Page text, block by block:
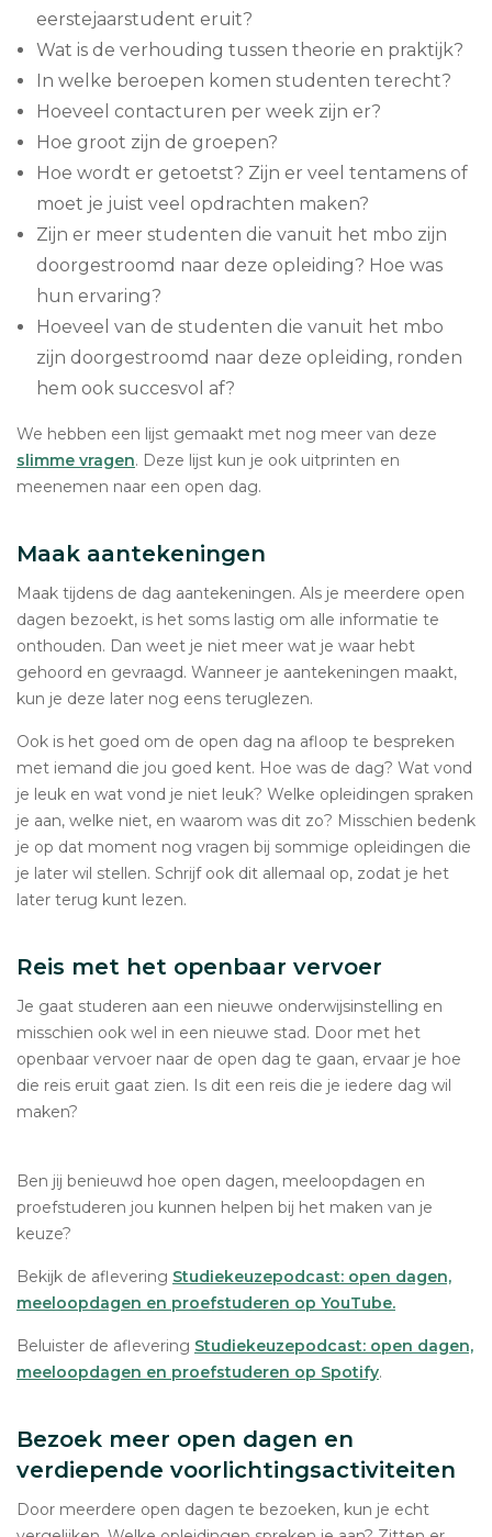
eerstejaarstudent eruit?
Wat is de verhouding tussen theorie en praktijk?
In welke beroepen komen studenten terecht?
Hoeveel contacturen per week zijn er?
Hoe groot zijn de groepen?
Hoe wordt er getoetst? Zijn er veel tentamens of
moet je juist veel opdrachten maken?
Zijn er meer studenten die vanuit het mbo zijn
doorgestroomd naar deze opleiding? Hoe was
hun ervaring?
Hoeveel van de studenten die vanuit het mbo
zijn doorgestroomd naar deze opleiding, ronden
hem ook succesvol af?
We hebben een lijst gemaakt met nog meer van deze
slimme vragen. Deze lijst kun je ook uitprinten en
meenemen naar een open dag.
Maak aantekeningen
Maak tijdens de dag aantekeningen. Als je meerdere open
dagen bezoekt, is het soms lastig om alle informatie te
onthouden. Dan weet je niet meer wat je waar hebt
gehoord en gevraagd. Wanneer je aantekeningen maakt,
kun je deze later nog eens teruglezen.
Ook is het goed om de open dag na afloop te bespreken
met iemand die jou goed kent. Hoe was de dag? Wat vond
je leuk en wat vond je niet leuk? Welke opleidingen spraken
je aan, welke niet, en waarom was dit zo? Misschien bedenk
je op dat moment nog vragen bij sommige opleidingen die
je later wil stellen. Schrijf ook dit allemaal op, zodat je het
later terug kunt lezen.
Reis met het openbaar vervoer
Je gaat studeren aan een nieuwe onderwijsinstelling en
misschien ook wel in een nieuwe stad. Door met het
openbaar vervoer naar de open dag te gaan, ervaar je hoe
die reis eruit gaat zien. Is dit een reis die je iedere dag wil
maken?
Ben jij benieuwd hoe open dagen, meeloopdagen en
proefstuderen jou kunnen helpen bij het maken van je
keuze?
Bekijk de aflevering Studiekeuzepodcast: open dagen,
meeloopdagen en proefstuderen op YouTube.
Beluister de aflevering Studiekeuzepodcast: open dagen,
meeloopdagen en proefstuderen op Spotify.
Bezoek meer open dagen en
verdiepende voorlichtingsactiviteiten
Door meerdere open dagen te bezoeken, kun je echt